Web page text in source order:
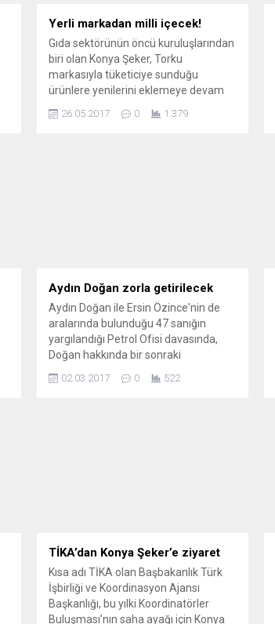
Yerli markadan milli içecek!
Gıda sektörünün öncü kuruluşlarından
biri olan Konya Şeker, Torku
markasıyla tüketiciye sunduğu
ürünlere yenilerini eklemeye devam
meyvelerin değerini artırmak ve
26.05.2017 0 1.379
Aydın Doğan zorla getirilecek
Aydın Doğan ile Ersin Özince'nin de
aralarında bulunduğu 47 sanığın
yargılandığı Petrol Ofisi davasında,
Doğan hakkında bir sonraki
çıkarıldı.
02.03.2017 0 522
TİKA’dan Konya Şeker’e ziyaret
Kısa adı TİKA olan Başbakanlık Türk
İşbirliği ve Koordinasyon Ajansı
Başkanlığı, bu yılki Koordinatörler
Buluşması’nın saha ayağı için Konya